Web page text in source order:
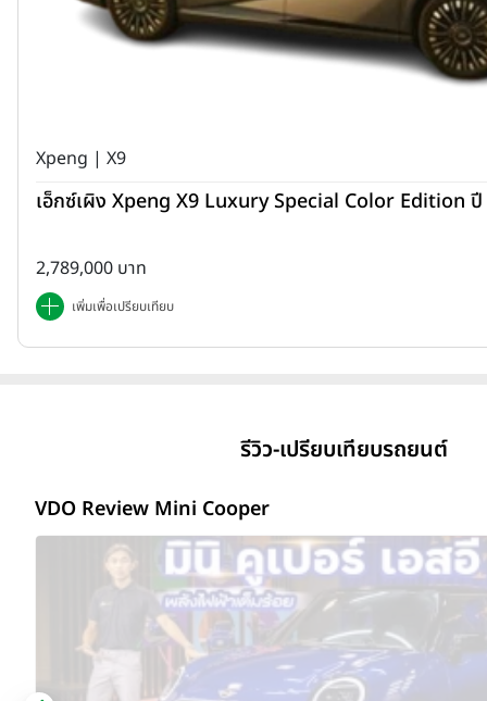
Xpeng | X9
เอ็กซ์เผิง Xpeng X9 Luxury Special Color Edition
2,789,000 บาท
เพิ่มเพื่อเปรียบเทียบ
รีวิว-เปรียบเทียบรถยนต์
VDO Review Mini Cooper